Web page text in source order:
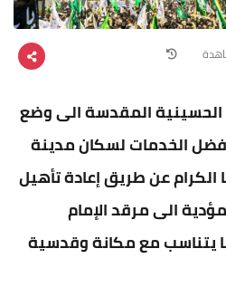
الحسينية المقدسة الى وضع
الخدمات لسكان مدينة
الكرام عن طريق إعادة تأهيل
الى مرقد الإمام
يتناسب مع مكانة وقدسية